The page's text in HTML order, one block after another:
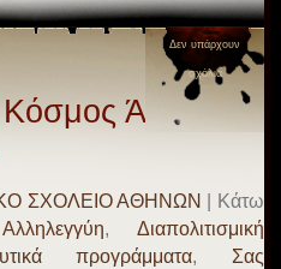
Δεν υπάρχουν
σχόλια
Άνω
ΣΧΟΛΕΙΟ ΑΘΗΝΩΝ
| Κάτω
Αλληλεγγύη, Διαπολιτισμική
προγράμματα, Σας